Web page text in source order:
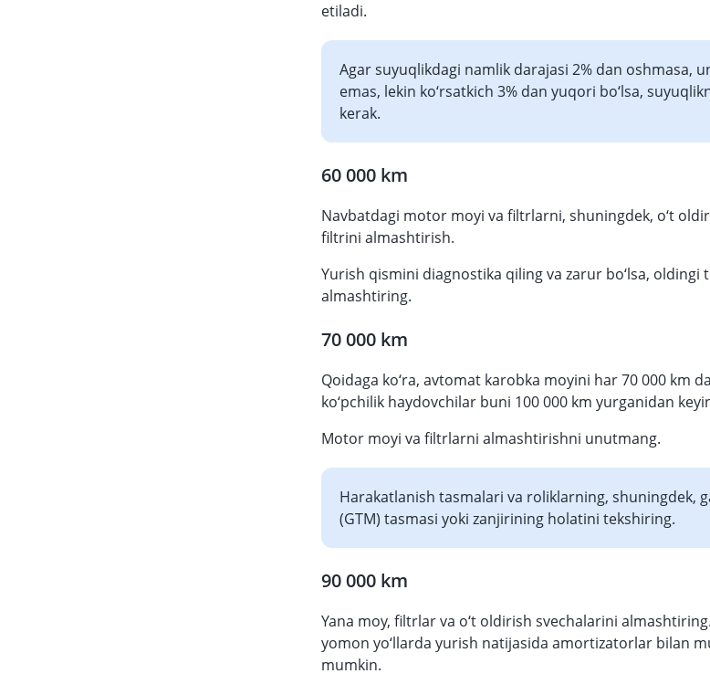
etiladi.
Agar suyuqlikdagi namlik darajasi 2% dan oshmasa,
emas, lekin ko‘rsatkich 3% dan yuqori bo‘lsa,
kerak.
60 000 km
Navbatdagi motor moyi va filtrlarni, shuningdek, o‘t
filtrini almashtirish.
Yurish qismini diagnostika qiling va zarur bo‘lsa,
almashtiring.
70 000 km
Qoidaga ko‘ra, avtomat karobka moyini har 70 000 km
ko‘pchilik haydovchilar buni 100 000 km yurganidan
Motor moyi va filtrlarni almashtirishni unutmang.
Harakatlanish tasmalari va roliklarning, shuningdek,
(GTM) tasmasi yoki zanjirining holatini tekshiring.
90 000 km
Yana moy, filtrlar va o‘t oldirish svechalarini
yomon yo‘llarda yurish natijasida amortizatorlar bilan
mumkin.